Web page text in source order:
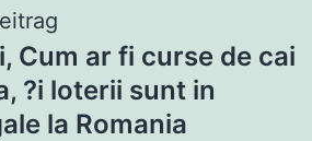
Cum ar fi curse de cai
?i loterii sunt in
la Romania